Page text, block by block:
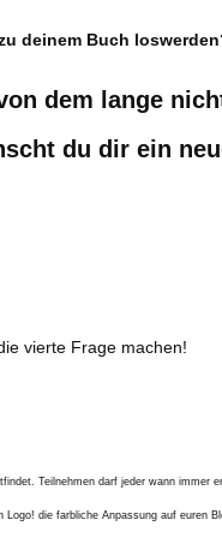
deinem Buch
dem lange
du dir ein
vierte Frage machen!
Teilnehmen darf jeder wann immer
die farbliche Anpassung auf euren